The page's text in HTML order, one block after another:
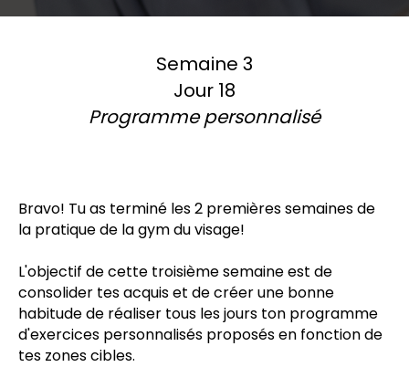
Semaine 3
Jour 18
Programme personnalisé
Bravo! Tu as terminé les 2 premières semaines de
la pratique de la gym du visage!
L'objectif de cette troisième semaine est de
consolider tes acquis et de créer une bonne
habitude de réaliser tous les jours ton programme
d'exercices personnalisés proposés en fonction de
tes zones cibles.